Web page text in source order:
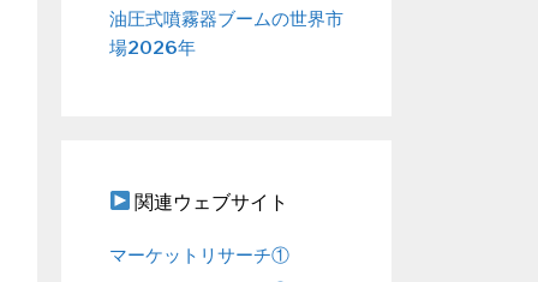
油圧式噴霧器ブームの世界市
場2026年
関連ウェブサイト
マーケットリサーチ①